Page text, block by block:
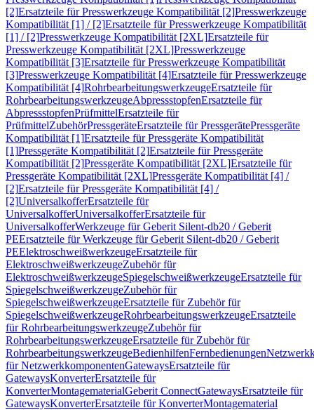
[2]Ersatzteile für Presswerkzeuge Kompatibilität [2]Presswerkzeuge
Kompatibilität [1] / [2]Ersatzteile für Presswerkzeuge Kompatibilität
[1] / [2]Presswerkzeuge Kompatibilität [2XL]Ersatzteile für
Presswerkzeuge Kompatibilität [2XL]Presswerkzeuge
Kompatibilität [3]Ersatzteile für Presswerkzeuge Kompatibilität
[3]Presswerkzeuge Kompatibilität [4]Ersatzteile für Presswerkzeuge
Kompatibilität [4]RohrbearbeitungswerkzeugeErsatzteile für
RohrbearbeitungswerkzeugeAbpressstopfenErsatzteile für
AbpressstopfenPrüfmittelErsatzteile für
PrüfmittelZubehörPressgeräteErsatzteile für PressgerätePressgeräte
Kompatibilität [1]Ersatzteile für Pressgeräte Kompatibilität
[1]Pressgeräte Kompatibilität [2]Ersatzteile für Pressgeräte
Kompatibilität [2]Pressgeräte Kompatibilität [2XL]Ersatzteile für
Pressgeräte Kompatibilität [2XL]Pressgeräte Kompatibilität [4] /
[2]Ersatzteile für Pressgeräte Kompatibilität [4] /
[2]UniversalkofferErsatzteile für
UniversalkofferUniversalkofferErsatzteile für
UniversalkofferWerkzeuge für Geberit Silent-db20 / Geberit
PEErsatzteile für Werkzeuge für Geberit Silent-db20 / Geberit
PEElektroschweißwerkzeugeErsatzteile für
ElektroschweißwerkzeugeZubehör für
ElektroschweißwerkzeugeSpiegelschweißwerkzeugeErsatzteile für
SpiegelschweißwerkzeugeZubehör für
SpiegelschweißwerkzeugeErsatzteile für Zubehör für
SpiegelschweißwerkzeugeRohrbearbeitungswerkzeugeErsatzteile
für RohrbearbeitungswerkzeugeZubehör für
RohrbearbeitungswerkzeugeErsatzteile für Zubehör für
RohrbearbeitungswerkzeugeBedienhilfenFernbedienungen
für NetzwerkkomponentenGatewaysErsatzteile für
GatewaysKonverterErsatzteile für
KonverterMontagematerialGeberit ConnectGatewaysErsatzteile für
GatewaysKonverterErsatzteile für KonverterMontagematerial